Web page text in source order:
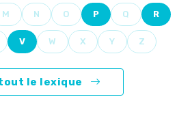
M N O P Q R
V W X Y Z
le lexique